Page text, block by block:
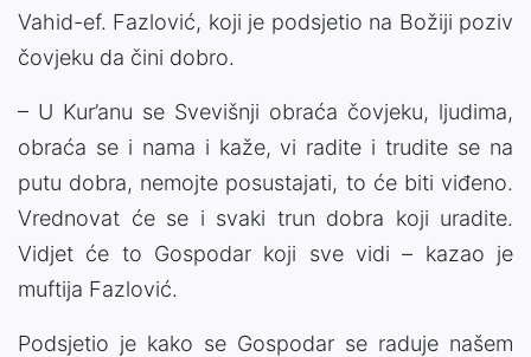
Vahid-ef. Fazlović, koji je podsjetio na Božiji poziv
čovjeku da čini dobro.
– U Kur’anu se Svevišnji obraća čovjeku, ljudima,
obraća se i nama i kaže, vi radite i trudite se na
putu dobra, nemojte posustajati, to će biti viđeno.
Vrednovat će se i svaki trun dobra koji uradite.
Vidjet će to Gospodar koji sve vidi – kazao je
muftija Fazlović.
Podsjetio je kako se Gospodar se raduje našem